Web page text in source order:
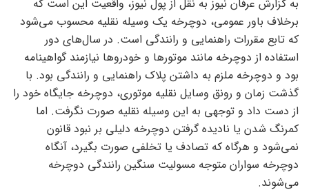
به گزارش عرفان نیوز به نقل از پول نیوز، واقعیت این است که
برخلاف باور عمومی، دوچرخه یک وسیله نقلیه محسوب می‌شود
که تابع مقررات راهنمایی و رانندگی است. در سال‌های دور
استفاده از دوچرخه مانند موتور‌ها و خودرو‌ها نیازمند گواهینامه
بود و دوچرخه ملزم به داشتن پلاک راهنمایی و رانندگی بود. با
گذشت زمان و رونق وسایل نقلیه موتوری، دوچرخه جایگاه خود را
از دست داد و توجهی به این وسیله نقلیه صورت نگرفت. اما
کمرنگ شدن یا نادیده گرفتن دوچرخه دلیلی بر نبود قانون
نمی‌شود و هرگاه که تصادف یا تخلفی صورت بگیرد، آنگاه
دوچرخه سواران متوجه مسولیت سنگین رانندگی دوچرخه
می‌شوند.